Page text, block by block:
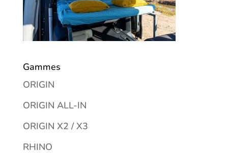
Gammes
ORIGIN
ORIGIN ALL-IN
ORIGIN X2 / X3
RHINO